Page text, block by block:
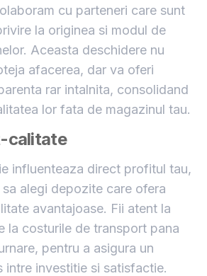
cu parteneri care sunt
la originea si modul de
Aceasta deschidere nu
afacerea, dar va oferi
rar intalnita, consolidand
lor fata de magazinul tau.
calitate
influenteaza direct profitul tau,
alegi depozite care ofera
avantajoase. Fii atent la
la costurile de transport pana
pentru a asigura un
intre investitie si satisfactie.